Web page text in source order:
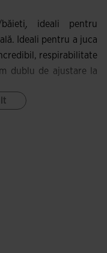
ideali pentru
Ideali pentru a juca
respirabilitate
dublu de ajustare la
ajustare. Cu mici
ușor care